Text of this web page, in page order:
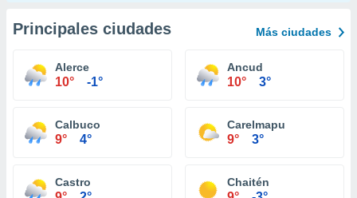
Principales ciudades Más ciudades
Alerce
10° -1°
Ancud
10° 3°
Calbuco
9° 4°
Carelmapu
9° 3°
Castro Chaitén